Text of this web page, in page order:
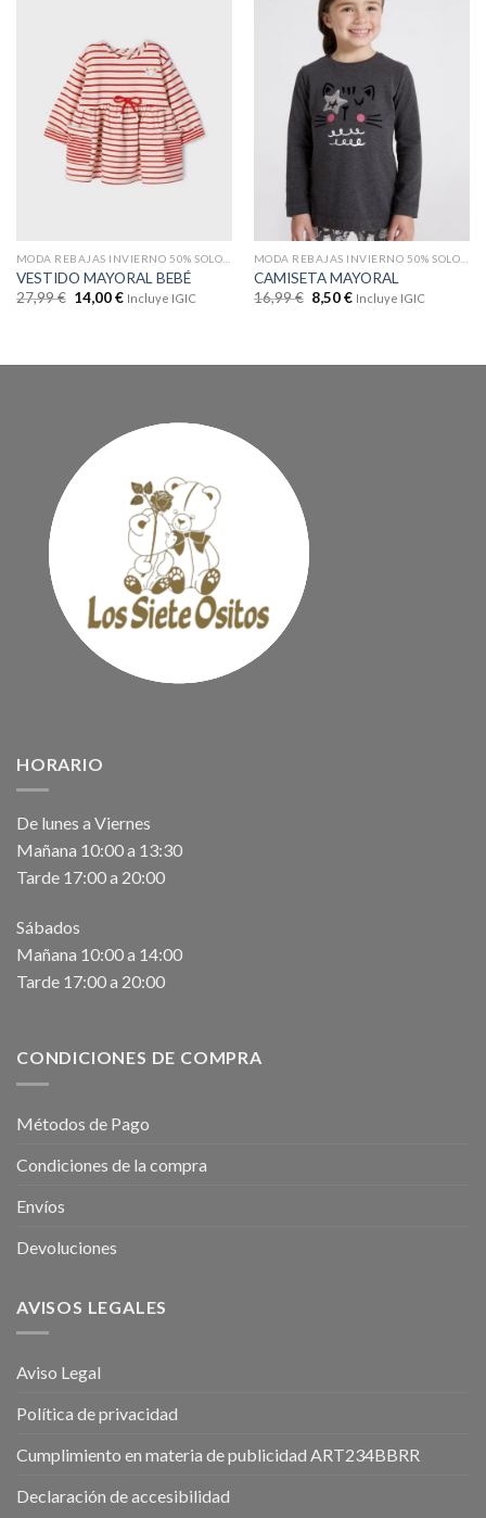
VESTIDO MAYORAL BEBÉ
27,99€ 14,00€ Incluye IGIC
CAMISETA MAYORAL
16,99€ 8,50€ Incluye IGIC
HORARIO
De lunes a Viernes
Mañana 10:00 a 13:30
Tarde 17:00 a 20:00
Sábados
Mañana 10:00 a 14:00
Tarde 17:00 a 20:00
CONDICIONES DE COMPRA
Métodos de Pago
Condiciones de la compra
Envíos
Devoluciones
AVISOS LEGALES
Aviso Legal
Política de privacidad
Cumplimiento en materia de publicidad ART234BBRR
Declaración de accesibilidad